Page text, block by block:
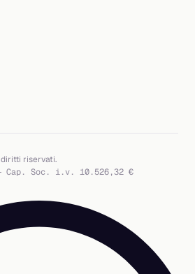
riservati.
— Cap. Soc. i.v. 10.526,32 €